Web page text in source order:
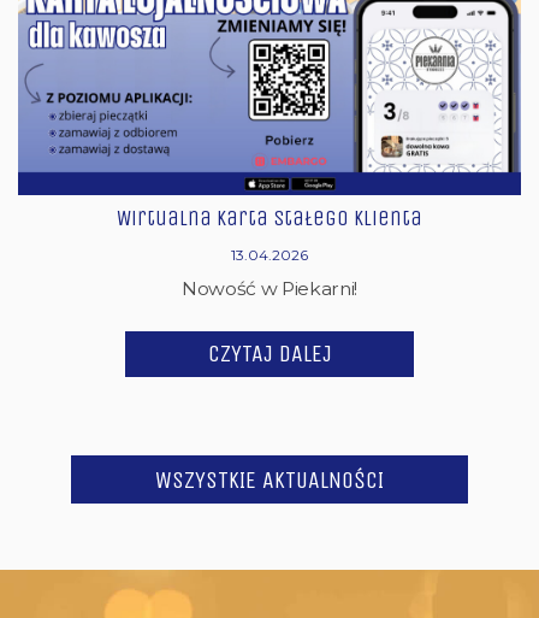
Wirtualna karta stałego klienta
13.04.2026
Nowość w Piekarni!
CZYTAJ DALEJ
WSZYSTKIE AKTUALNOŚCI